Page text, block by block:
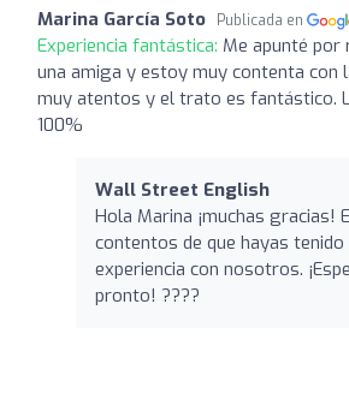
Marina García Soto Publicada en
Experiencia fantástica: Me apunté por
una amiga y estoy muy contenta con
muy atentos y el trato es fantástico.
100%
Wall Street English
Hola Marina ¡muchas gracias!
contentos de que hayas tenido
experiencia con nosotros.
pronto! ????